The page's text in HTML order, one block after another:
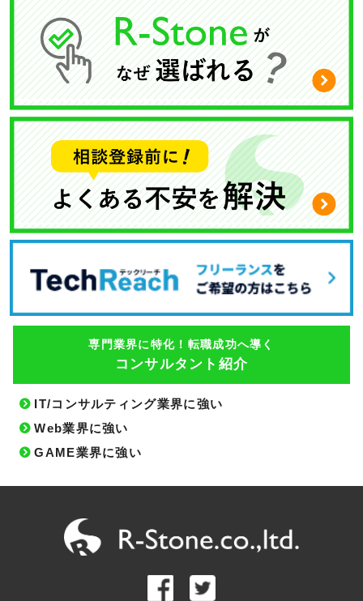
専門業界に特化！転職成功へ導く
コンサルタント紹介
IT/コンサルティング業界に強い
Web業界に強い
GAME業界に強い